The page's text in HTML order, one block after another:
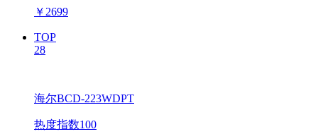
￥ 2699
TOP
28
海尔BCD-223WDPT
热度指数100